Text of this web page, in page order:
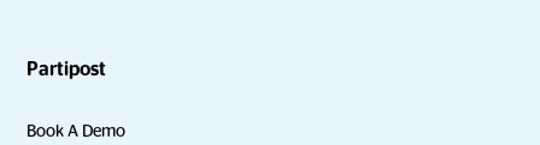
Partipost
Book A Demo